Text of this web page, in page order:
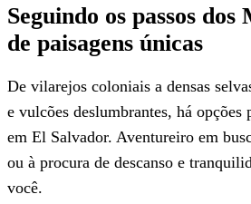
Seguindo os passos
de paisagens únicas
De vilarejos coloniais a densas
e vulcões deslumbrantes, há opções
em El Salvador. Aventureiro em
ou à procura de descanso e
você.